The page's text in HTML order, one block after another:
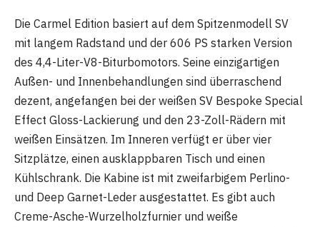
Die Carmel Edition basiert auf dem Spitzenmodell SV
mit langem Radstand und der 606 PS starken Version
des 4,4-Liter-V8-Biturbomotors. Seine einzigartigen
Außen- und Innenbehandlungen sind überraschend
dezent, angefangen bei der weißen SV Bespoke Special
Effect Gloss-Lackierung und den 23-Zoll-Rädern mit
weißen Einsätzen. Im Inneren verfügt er über vier
Sitzplätze, einen ausklappbaren Tisch und einen
Kühlschrank. Die Kabine ist mit zweifarbigem Perlino-
und Deep Garnet-Leder ausgestattet. Es gibt auch
Creme-Asche-Wurzelholzfurnier und weiße